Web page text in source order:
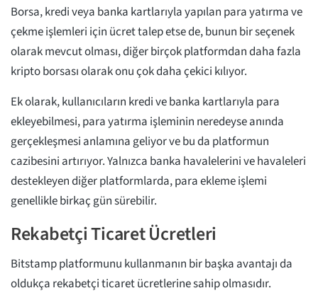
Borsa, kredi veya banka kartlarıyla yapılan para yatırma ve
çekme işlemleri için ücret talep etse de, bunun bir seçenek
olarak mevcut olması, diğer birçok platformdan daha fazla
kripto borsası olarak onu çok daha çekici kılıyor.
Ek olarak, kullanıcıların kredi ve banka kartlarıyla para
ekleyebilmesi, para yatırma işleminin neredeyse anında
gerçekleşmesi anlamına geliyor ve bu da platformun
cazibesini artırıyor. Yalnızca banka havalelerini ve havaleleri
destekleyen diğer platformlarda, para ekleme işlemi
genellikle birkaç gün sürebilir.
Rekabetçi Ticaret Ücretleri
Bitstamp platformunu kullanmanın bir başka avantajı da
oldukça rekabetçi ticaret ücretlerine sahip olmasıdır.